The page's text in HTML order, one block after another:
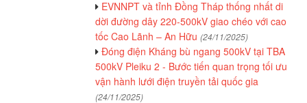
EVNNPT và tỉnh Đồng Tháp thống nhất di
dời đường dây 220-500kV giao chéo với cao
tốc Cao Lãnh – An Hữu (24/11/2025)
Đóng điện Kháng bù ngang 500kV tại TBA
500kV Pleiku 2 - Bước tiến quan trọng tối ưu
vận hành lưới điện truyền tải quốc gia
(24/11/2025)